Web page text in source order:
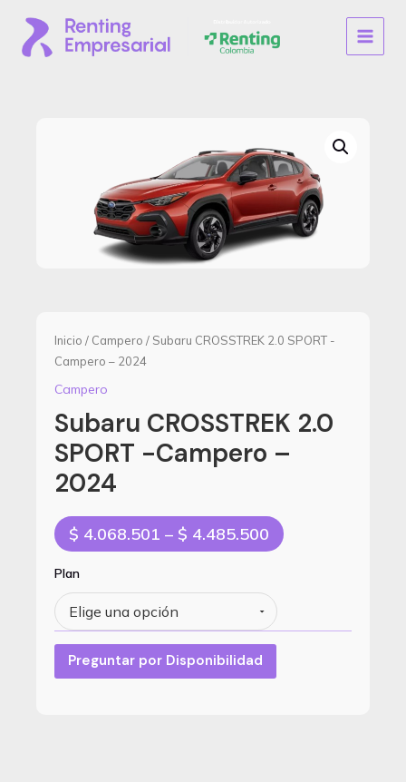
contenido
MAIN
Inicio / Campero / Subaru CROSSTREK 2.0 SPORT -
Campero – 2024
Campero
Subaru CROSSTREK 2.0
SPORT -Campero –
2024
$ 4.068.501 – $ 4.485.500 Price
range:
$ 4.485.500
Plan
Preguntar por Disponibilidad